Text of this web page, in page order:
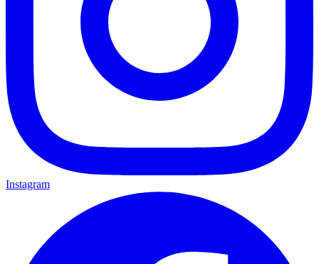
Instagram